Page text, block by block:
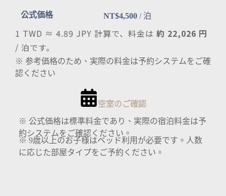
公式価格 NT$4,500/ 泊
1 TWD ≈ 4.89 JPY 計算で、料金は 約 22,026 円
/ 泊です。
※ 参考価格のため、実際の料金は予約システムをご確
認ください
空室のご確認
※ 公式価格は標準料金であり、実際の宿泊料金は予
約システムをご確認ください。
※ 9歳以上のお子様はベッド利用が必要です。人数
に応じた部屋タイプをご予約ください。